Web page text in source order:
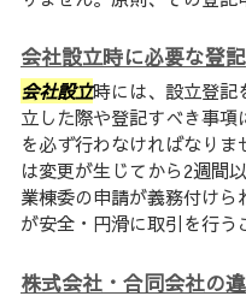
会社設立時に必要な登記
会社設立時には、設立登記
立した際や登記すべき事
を必ず行わなければなり
は変更が生じてから2週間
業棟委の申請が義務付け
が安全・円滑に取引を行
株式会社・合同会社の